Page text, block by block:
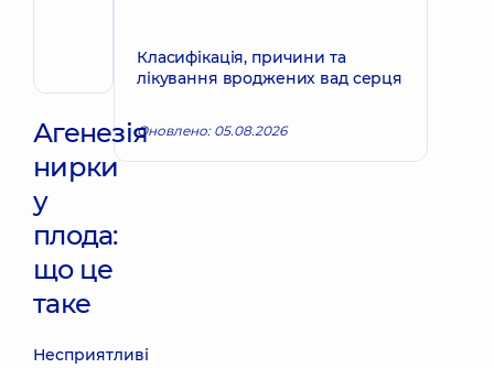
гінеколог;
Лікар
Агенезія
нирки
у
плода:
що це
таке
Несприятливі
Класифікація, причини та
лікування вроджених вад серця
Оновлено: 05.08.2026